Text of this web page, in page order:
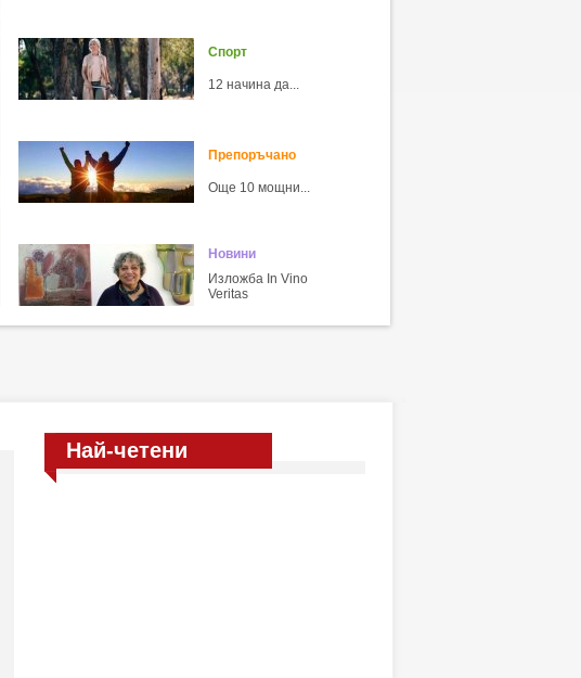
Спорт
12 начина да...
Препоръчано
Още 10 мощни...
Новини
Изложба In Vino
Veritas
Най-четени